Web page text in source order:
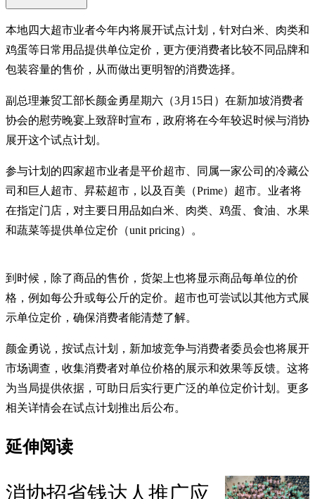
本地四大超市业者今年内将展开试点计划，针对白米、肉类和
鸡蛋等日常用品提供单位定价，更方便消费者比较不同品牌和
包装容量的售价，从而做出更明智的消费选择。
副总理兼贸工部长颜金勇星期六（3月15日）在新加坡消费者
协会的慰劳晚宴上致辞时宣布，政府将在今年较迟时候与消协
展开这个试点计划。
参与计划的四家超市业者是平价超市、同属一家公司的冷藏公
司和巨人超市、昇菘超市，以及百美（Prime）超市。业者将
在指定门店，对主要日用品如白米、肉类、鸡蛋、食油、水果
和蔬菜等提供单位定价（unit pricing）。
到时候，除了商品的售价，货架上也将显示商品每单位的价
格，例如每公升或每公斤的定价。超市也可尝试以其他方式展
示单位定价，确保消费者能清楚了解。
颜金勇说，按试点计划，新加坡竞争与消费者委员会也将展开
市场调查，收集消费者对单位价格的展示和效果等反馈。这将
为当局提供依据，可助日后实行更广泛的单位定价计划。更多
相关详情会在试点计划推出后公布。
延伸阅读
消协招省钱达人推广应